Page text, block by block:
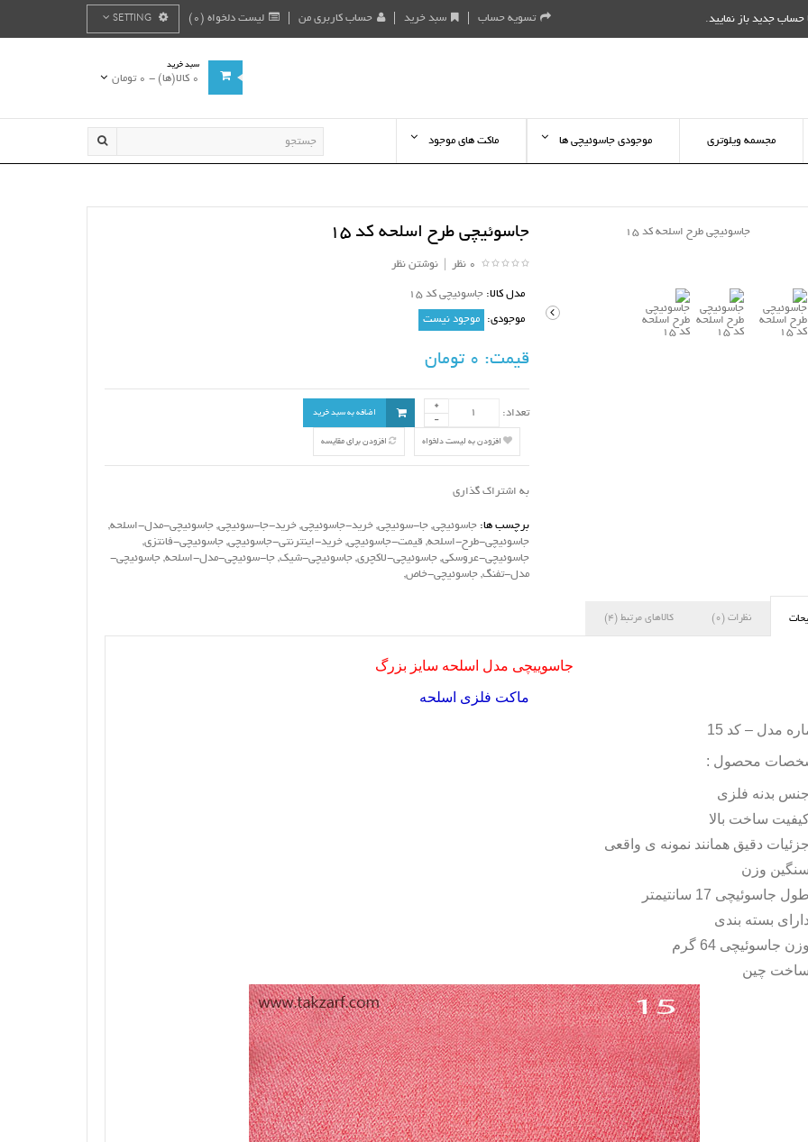
حساب جدید باز نمایید. لیست دلخواه (0) حساب کاربری من سبد خرید تسویه حساب SETTING
سبد خرید
0 کالا(ها) - 0 تومان
مجسمه ویلوتری موجودی جاسوئیچی ها ماکت های موجود
جاسوئیچی طرح اسلحه کد 15
0 نظر |نوشتن نظر
مدل کالا: جاسوئیچی کد 15
موجودی: موجود نیست
قیمت:
تعداد: اضافه به سبد خرید
افزودن به لیست دلخواه افزودن برای مقایسه
به اشتراک گذاری
برچسب ها: جاسوئیچی,جا-سوئیچی,خرید-جاسوئیچی,خرید-جا-سوئیچی,جاسوئیچی-مدل-اسلحه,
جاسوئیچی-طرح-اسلحه, قیمت-جاسوئیچی,خرید-اینترنتی-جاسوئیچی,جاسوئیچی-فانتزی,
جاسوئیچی-عروسکی,جاسوئیچی-لاکچری,جاسوئیچی-شیک,جا-سوئیچی-مدل-اسلحه,جاسوئیچی-
مدل-تفنگ,جاسوئیچی-خاص,
نظرات (0) کالاهای مرتبط (4)
جاسوییچی مدل اسلحه سایز بزرگ
ماکت فلزی اسلحه
مدل – کد 15
محصول :
جنس بدنه فلزی
ساخت بالا
جزئیات دقیق همانند نمونه ی واقعی
سنگین وزن
طول جاسوئیچی 17 سانتیمتر
دارای بسته بندی
وزن جاسوئیچی 64 گرم
ساخت چین